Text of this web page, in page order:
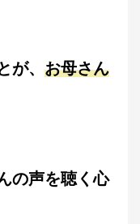
が、 お母さん
の声を聴く心